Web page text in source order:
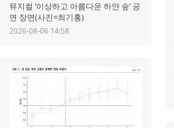
뮤지컬 ‘이상하고 아름다운 하얀 숲’ 공
연 장면(사진=최기홍)
2026-08-06 14:58